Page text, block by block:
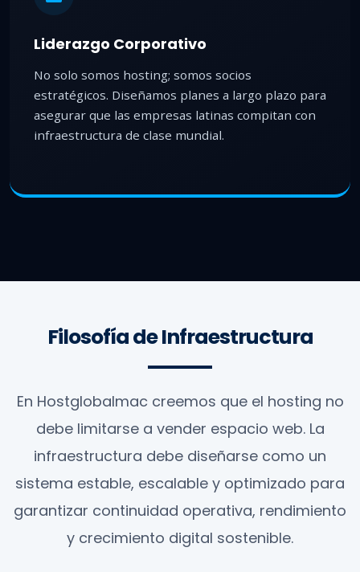
Liderazgo Corporativo
No solo somos hosting; somos socios
estratégicos. Diseñamos planes a largo plazo para
asegurar que las empresas latinas compitan con
infraestructura de clase mundial.
Filosofía de Infraestructura
En Hostglobalmac creemos que el hosting no
debe limitarse a vender espacio web. La
infraestructura debe diseñarse como un
sistema estable, escalable y optimizado para
garantizar continuidad operativa, rendimiento
y crecimiento digital sostenible.